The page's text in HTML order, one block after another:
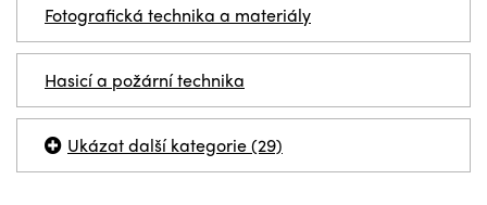
Fotografická technika a materiály
Hasicí a požární technika
Ukázat další kategorie (29)